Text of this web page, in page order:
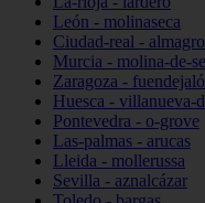
León - molinaseca
Ciudad-real - almagro
Murcia - molina-de-
Zaragoza -
Huesca - villanueva-
Pontevedra - o-grove
Las-palmas - arucas
Lleida - mollerussa
Sevilla - aznalcázar